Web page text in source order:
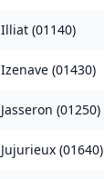
Illiat (01140)
Izenave (01430)
Jasseron (01250)
Jujurieux (01640)